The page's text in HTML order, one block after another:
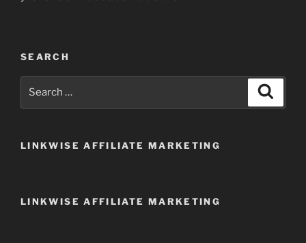
SEARCH
LINKWISE AFFILIATE MARKETING
LINKWISE AFFILIATE MARKETING